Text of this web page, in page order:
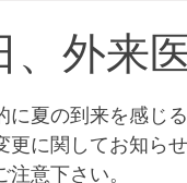
、外来
夏の到来を感じ
更に関してお知ら
意下さい。